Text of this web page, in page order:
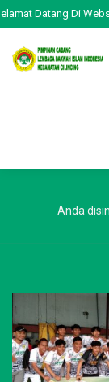
Datang Di
Anda